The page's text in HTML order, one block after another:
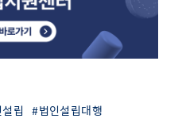
립 #법인설립대행